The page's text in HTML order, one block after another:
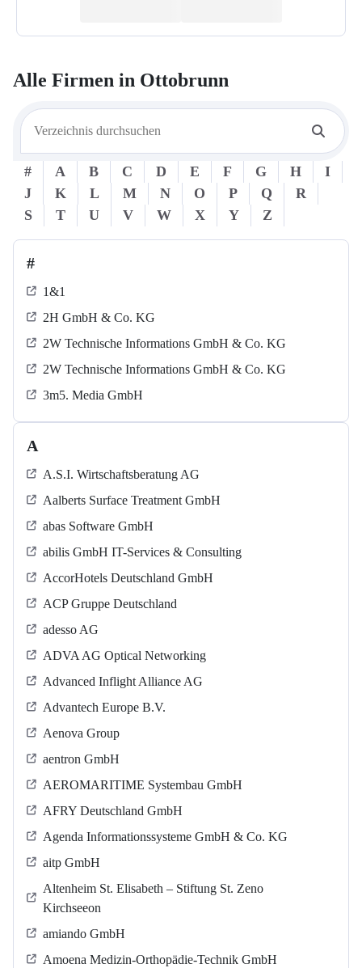
Alle Firmen in Ottobrunn
# A B C D E F G H
I
J
K L M N O P Q
R
S
T U V W X Y Z
#
1&1
2H GmbH & Co. KG
2W Technische Informations GmbH & Co. KG
2W Technische Informations GmbH & Co. KG
3m5. Media GmbH
A
A.S.I. Wirtschaftsberatung AG
Aalberts Surface Treatment GmbH
abas Software GmbH
abilis GmbH IT-Services & Consulting
AccorHotels Deutschland GmbH
ACP Gruppe Deutschland
adesso AG
ADVA AG Optical Networking
Advanced Inflight Alliance AG
Advantech Europe B.V.
Aenova Group
aentron GmbH
AEROMARITIME Systembau GmbH
AFRY Deutschland GmbH
Agenda Informationssysteme GmbH & Co. KG
aitp GmbH
Altenheim St. Elisabeth – Stiftung St. Zeno
Kirchseeon
amiando GmbH
Amoena Medizin-Orthopädie-Technik GmbH